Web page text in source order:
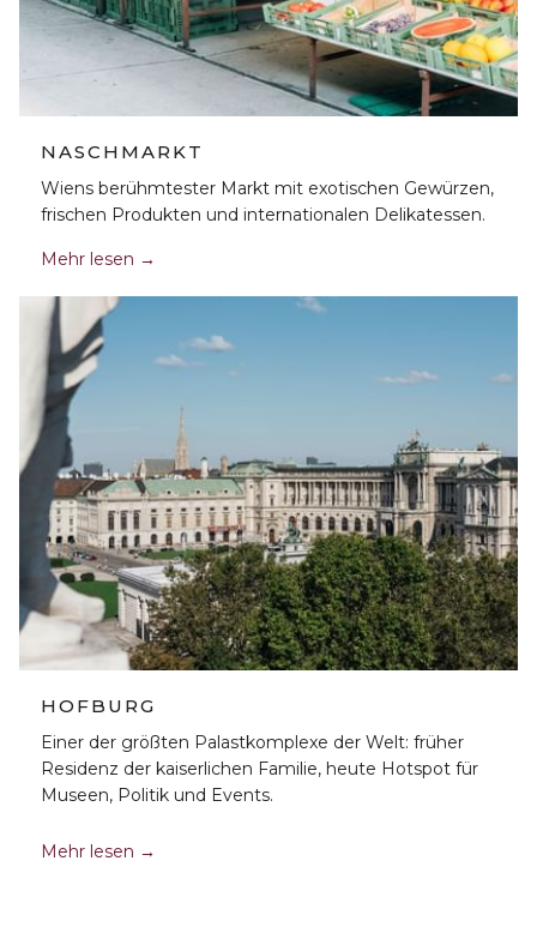
NASCHMARKT
Wiens berühmtester Markt mit exotischen Gewürzen,
frischen Produkten und internationalen Delikatessen.
Mehr lesen
HOFBURG
Einer der größten Palastkomplexe der Welt: früher
Residenz der kaiserlichen Familie, heute Hotspot für
Museen, Politik und Events.
Mehr lesen